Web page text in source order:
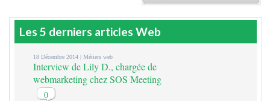
Les 5 derniers articles Web
18 Décembre 2014 |Métiers web
Interview de Lily D., chargée de
webmarketing chez SOS Meeting
0